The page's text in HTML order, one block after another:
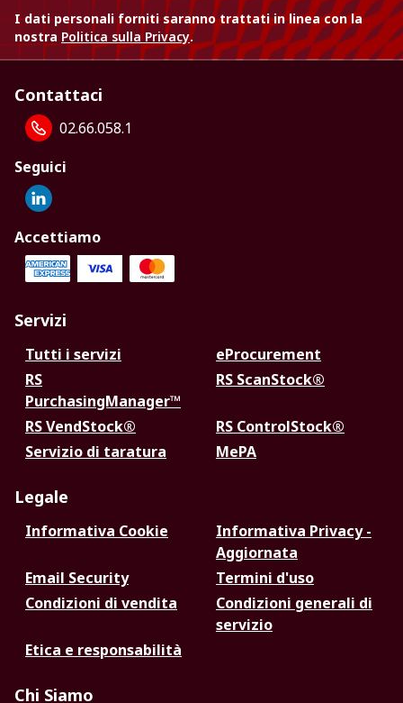
I dati personali forniti saranno trattati in linea con la
nostra Politica sulla Privacy.
Contattaci
02.66.058.1
Seguici
Accettiamo
Servizi
Tutti i servizi
eProcurement
RS
PurchasingManager™
RS ScanStock®
RS VendStock®
RS ControlStock®
Servizio di taratura
MePA
Legale
Informativa Cookie
Informativa Privacy -
Aggiornata
Email Security
Termini d'uso
Condizioni di vendita
Condizioni generali di
servizio
Etica e responsabilità
Chi Siamo